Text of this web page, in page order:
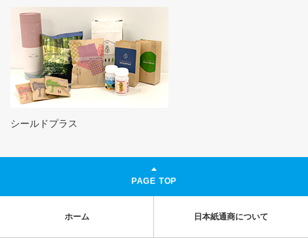
シールドプラス
PAGE TOP
ホーム 日本紙通商について